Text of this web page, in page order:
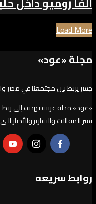
Load More
مجلة «عود»
جسر يربط بين مجتمعنا في مصر
«عود» مجلة عربية تهدف إلى
نشر المقالات والتقارير والأخبار
روابط سريعه